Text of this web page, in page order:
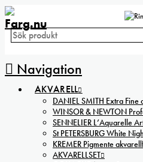
Navigation
AKVARELL
DANIEL SMITH Extra
WINSOR & NEWTON
SENNELIER L’Aquarelle
St PETERSBURG White
KREMER Pigmente
AKVARELLSET